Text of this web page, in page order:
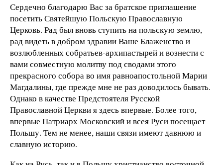
Сердечно благодарю Вас за братское приглашение
посетить Святейшую Польскую Православную
Церковь. Рад был вновь ступить на польскую землю,
рад видеть в добром здравии Ваше Блаженство и
возлюбленных собратьев-архипастырей и вознести с
вами совместную молитву под сводами этого
прекрасного собора во имя равноапостольной Марии
Магдалины, где прежде мне не раз доводилось бывать.
Однако в качестве Предстоятеля Русской
Православной Церкви я здесь впервые. Более того,
впервые Патриарх Московский и всея Руси посещает
Польшу. Тем не менее, наши связи имеют давнюю и
славную историю.